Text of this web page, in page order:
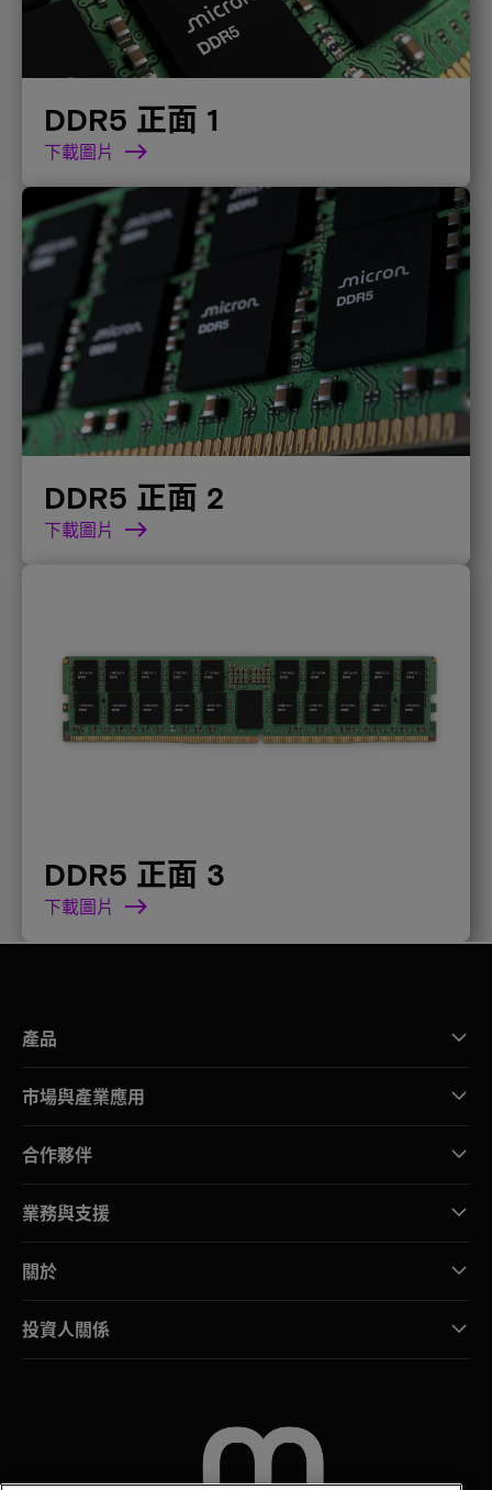
DDR5 正面 1
下載圖片
DDR5 正面 2
下載圖片
DDR5 正面 3
下載圖片
產品
市場與產業應用
合作夥伴
業務與支援
關於
投資人關係